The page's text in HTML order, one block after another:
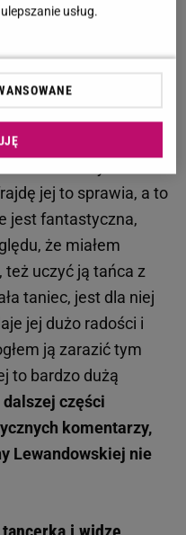
reporterką
jej to sprawia, a to
jest fantastyczna,
że miałem
też uczyć ją tańca z
taniec, jest dla niej
jej dużo radości i
ją zarazić tym
to bardzo dużą
dalszej części
komentarzy,
Lewandowskiej nie
usług.